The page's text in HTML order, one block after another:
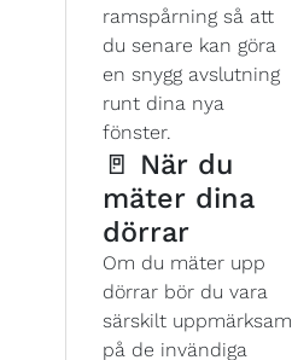
ramspårning så att
du senare kan göra
en snygg avslutning
runt dina nya
fönster.
🚪 När du
mäter dina
dörrar
Om du mäter upp
dörrar bör du vara
särskilt uppmärksam
på de invändiga